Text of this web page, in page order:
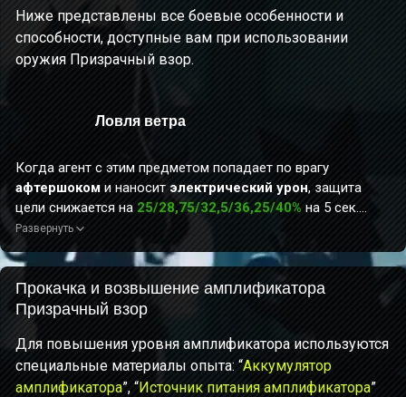
Ниже представлены все боевые особенности и
способности, доступные вам при использовании
оружия Призрачный взор.
Ловля ветра
Когда агент с этим предметом попадает по врагу
афтершоком и наносит электрический урон, защита
цели снижается на 25/28,75/32,5/36,25/40% на 5 сек.
Одноимённые пассивные эффекты не складываются. Если
при срабатывании этого эффекта агент с этим предметом
не является активным персонажем, он получает 1 ур.
эффекта«Оковы духа»(макс. 3 ур.). Использование
одного навыка может дать эффект только один раз.
Каждый уровень
повышает импульс агента с
этим предметом на4/4,6/5,2/5,8/6,4%на 12 сек.
Длительность каждого уровня эффекта рассчитывается
отдельно. При максимальном уровнеОков духаимпульс
Развернуть
Прокачка и возвышение амплификатора
Призрачный взор
Для повышения уровня амплификатора используются
специальные материалы опыта: “Аккумулятор
амплификатора”, “Источник питания амплификатора”